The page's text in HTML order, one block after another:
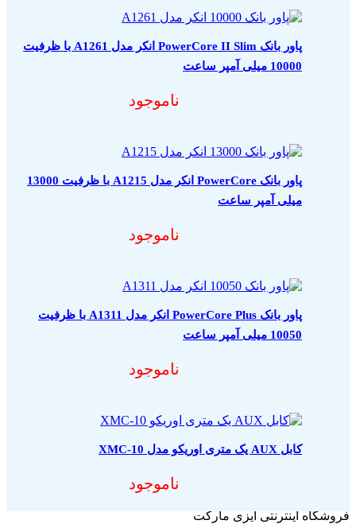
پاور بانک PowerCore II Slim انکر مدل A1261 با ظرفیت
10000 میلی آمپر ساعت
ناموجود
پاور بانک PowerCore انکر مدل A1215 با ظرفیت 13000
میلی آمپر ساعت
ناموجود
پاور بانک PowerCore Plus انکر مدل A1311 با ظرفیت
10050 میلی آمپر ساعت
ناموجود
کابل AUX یک متری اوریکو مدل XMC-10
ناموجود
فروشگاه اینترنتی ایزی مارکت